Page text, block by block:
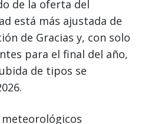
de la oferta del
está más ajustada de
de Gracias y, con solo
para el final del año,
de tipos se